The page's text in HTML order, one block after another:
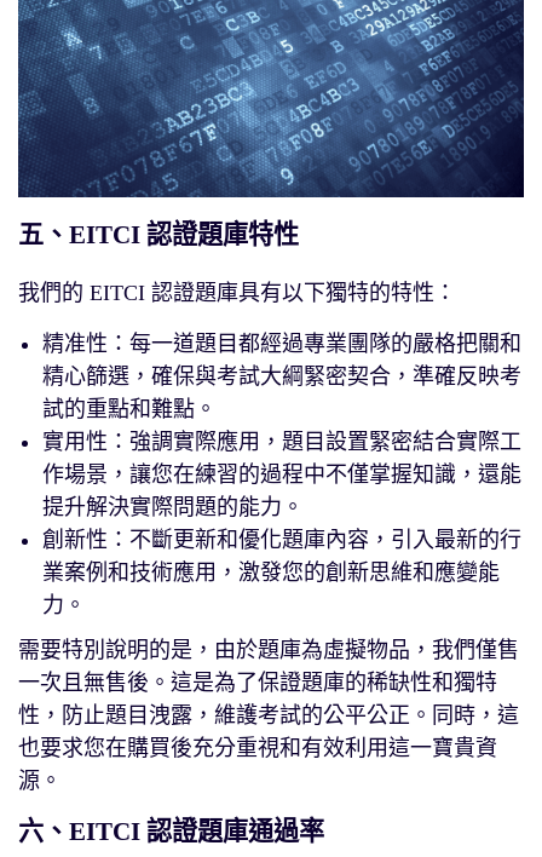
五、EITCI 認證題庫特性
我們的 EITCI 認證題庫具有以下獨特的特性：
精准性：每一道題目都經過專業團隊的嚴格把關和
精心篩選，確保與考試大綱緊密契合，準確反映考
試的重點和難點。
實用性：強調實際應用，題目設置緊密結合實際工
作場景，讓您在練習的過程中不僅掌握知識，還能
提升解決實際問題的能力。
創新性：不斷更新和優化題庫內容，引入最新的行
業案例和技術應用，激發您的創新思維和應變能
力。
需要特別說明的是，由於題庫為虛擬物品，我們僅售
一次且無售後。這是為了保證題庫的稀缺性和獨特
性，防止題目洩露，維護考試的公平公正。同時，這
也要求您在購買後充分重視和有效利用這一寶貴資
源。
六、EITCI 認證題庫通過率